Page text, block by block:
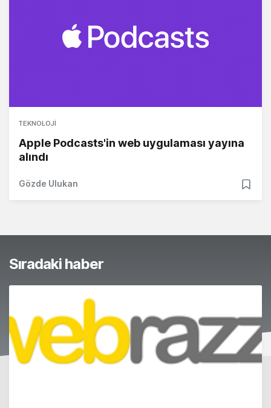
TEKNOLOJI
Apple Podcasts'in web uygulaması yayına
alındı
Gözde Ulukan
Sıradaki haber